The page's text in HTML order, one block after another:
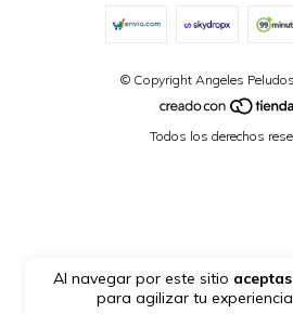
Al navegar por este sitio
para agilizar tu
© Copyright Angeles
Todos los derechos